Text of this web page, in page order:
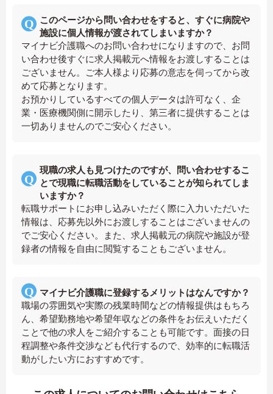
このページから問い合わせをすると、すぐに病院や
施設に個人情報が渡されてしまいますか？
マイナビ介護職へのお問い合わせになりますので、お問
い合わせ後すぐに求人掲載元へ情報をお渡しすることは
ございません。ご本人様より応募の意志を伺ってから改
めて応募となります。
お預かりしているすべての個人データは許可なく、企
業・医療機関側に開示したり、第三者に提供することは
一切ありませんのでご安心ください。
現職の求人も見つけたのですが、問い合わせするこ
とで現職に転職活動をしていることが知られてしま
いますか？
転職サポートにお申し込みいただく際に入力いただいた
情報は、応募先以外にお渡しすることはございませんの
でご安心ください。また、求人掲載元の病院や施設が登
録者の情報を自由に閲覧することもございません。
マイナビ介護職に登録するメリットはなんですか？
職場の雰囲気や実際の残業時間などの情報提供はもちろ
ん、希望勤務地や希望年収などの条件をお伝えいただく
ことで他の求人をご紹介することも可能です。面接の日
程調整や条件交渉なども代行するので、効率的に転職活
動がしたい方におすすめです。